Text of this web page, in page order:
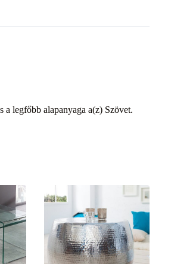
legfőbb alapanyaga a(z) Szövet.